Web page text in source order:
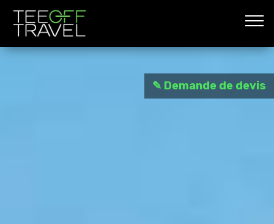
✎ Demande de devis